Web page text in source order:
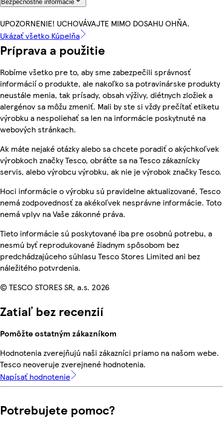
Bezpečnostné informácie
UPOZORNENIE! UCHOVÁVAJTE MIMO DOSAHU OHŇA.
Ukázať všetko Kúpelňa
Príprava a použitie
Robíme všetko pre to, aby sme zabezpečili správnosť
informácií o produkte, ale nakoľko sa potravinárske produkty
neustále menia, tak prísady, obsah výživy, diétnych zložiek a
alergénov sa môžu zmeniť. Mali by ste si vždy prečítať etiketu
výrobku a nespoliehať sa len na informácie poskytnuté na
webových stránkach.
Ak máte nejaké otázky alebo sa chcete poradiť o akýchkoľvek
výrobkoch značky Tesco, obráťte sa na Tesco zákaznícky
servis, alebo výrobcu výrobku, ak nie je výrobok značky Tesco.
Hoci informácie o výrobku sú pravidelne aktualizované, Tesco
nemá zodpovednosť za akékoľvek nesprávne informácie. Toto
nemá vplyv na Vaše zákonné práva.
Tieto informácie sú poskytované iba pre osobnú potrebu, a
nesmú byť reprodukované žiadnym spôsobom bez
predchádzajúceho súhlasu Tesco Stores Limited ani bez
náležitého potvrdenia.
© TESCO STORES SR, a.s. 2026
Zatiaľ bez recenzií
Pomôžte ostatným zákazníkom
Hodnotenia zverejňujú naši zákazníci priamo na našom webe.
Tesco neoveruje zverejnené hodnotenia.
Napísať hodnotenie
Potrebujete pomoc?